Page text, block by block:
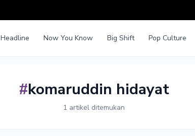
Headline Now You Know Big Shift Pop Culture
#komaruddin hidayat
1 artikel ditemukan